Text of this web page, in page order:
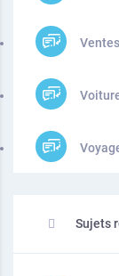
Sujets